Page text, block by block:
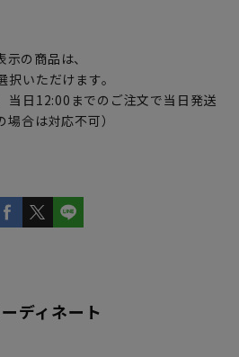
示の商品は、
いただけます。
当日12:00までのご注文で当日発送
合は対応不可）
ディネート